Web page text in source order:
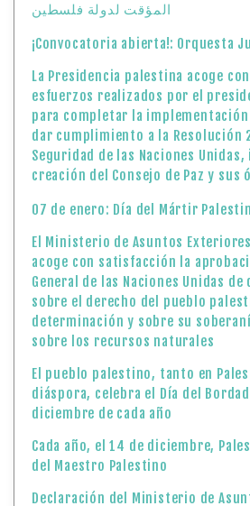
المؤقت لدولة فلسطين
¡Convocatoria abierta!: Orquesta
La Presidencia palestina acoge
esfuerzos realizados por el
para completar la implementación
dar cumplimiento a la Resolución
Seguridad de las Naciones
creación del Consejo de Paz y sus
07 de enero: Día del Mártir
El Ministerio de Asuntos
acoge con satisfacción la
General de las Naciones Unidas
sobre el derecho del pueblo
determinación y sobre su
sobre los recursos naturales
El pueblo palestino, tanto en
diáspora, celebra el Día del
diciembre de cada año
Cada año, el 14 de diciembre,
del Maestro Palestino
Declaración del Ministerio de